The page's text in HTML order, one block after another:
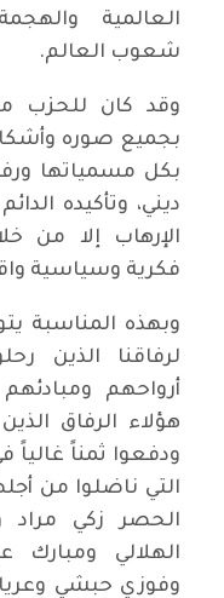
العالمية
شعوب العالم.
وقد كان للحزب
بجميع صوره
بكل مسمياتها
ديني، وتأكيده
الإرهاب إلا من
فكرية وسياسية
وبهذه المناسبة
لرفاقنا الذين
أرواحهم
هؤلاء الرفاق
ودفعوا ثمناً غالياً
التي ناضلوا من
الحصر زكي مراد
الهلالي
وفوزي حبشي